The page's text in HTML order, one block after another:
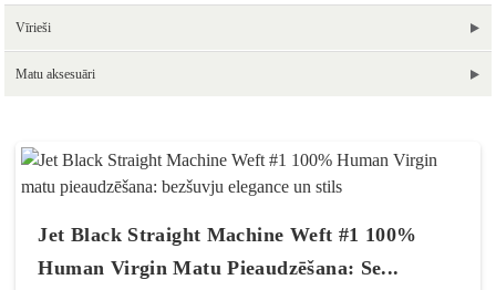
Vīrieši
Matu aksesuāri
Jet Black Straight Machine Weft #1 100%
Human Virgin Matu Pieaudzēšana: Se...